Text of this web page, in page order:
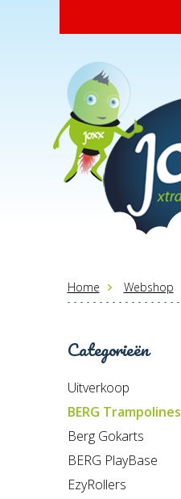
Home Webshop
Categorieën
Uitverkoop
BERG Trampolines
Berg Gokarts
BERG PlayBase
EzyRollers